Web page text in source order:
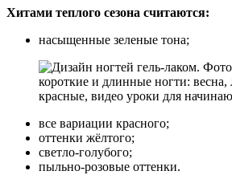
Хитами теплого сезона считаются:
насыщенные зеленые тона;
все вариации красного;
оттенки жёлтого;
светло-голубого;
пыльно-розовые оттенки.